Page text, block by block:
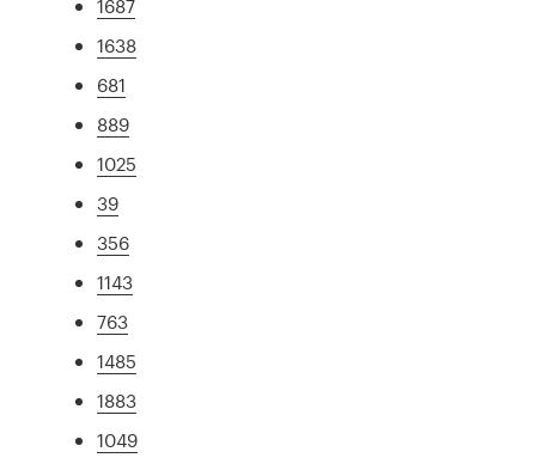
1687
1638
681
889
1025
39
356
1143
763
1485
1883
1049